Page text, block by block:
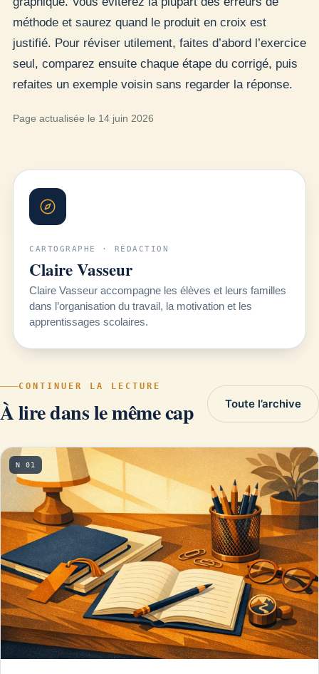
méthode et saurez quand le produit en croix est
justifié. Pour réviser utilement, faites d’abord l’exercice
seul, comparez ensuite chaque étape du corrigé, puis
refaites un exemple voisin sans regarder la réponse.
Page actualisée le 14 juin 2026
CARTOGRAPHE · RÉDACTION
Claire Vasseur
Claire Vasseur accompagne les élèves et leurs familles
dans l’organisation du travail, la motivation et les
apprentissages scolaires.
CONTINUER LA LECTURE
À lire dans le même cap Toute l’archive
N 01